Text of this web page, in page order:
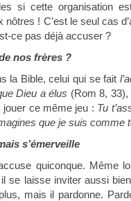
si cette organisation
nôtres ! C’est le seul cas
ce pas déjà accuser ?
nos frères ?
la Bible, celui qui se fait
Dieu a élus (Rom 8, 33),
ce même jeu : Tu
que je suis comme
s’émerveille
quiconque. Même
se laisse inviter aussi
mais il pardonne.